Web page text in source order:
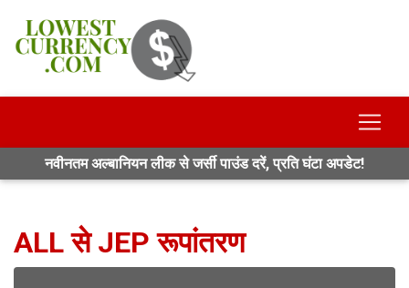
नवीनतम अल्बानियन लीक से जर्सी पाउंड दरें, प्रति घंटा अपडेट!
ALL से JEP रूपांतरण